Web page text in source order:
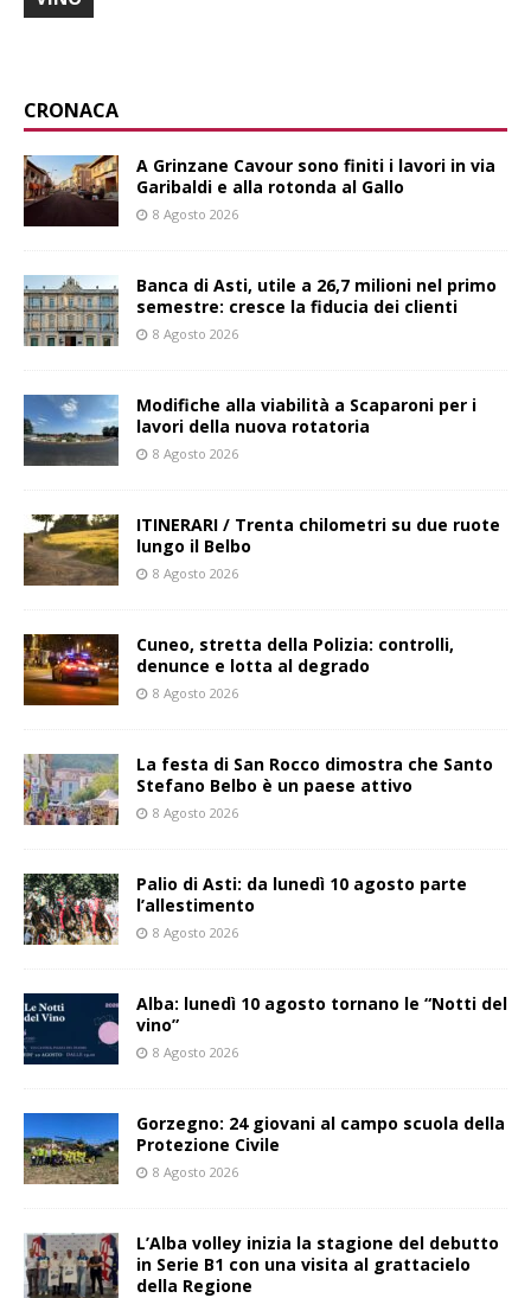
CRONACA
A Grinzane Cavour sono finiti i lavori in via
Garibaldi e alla rotonda al Gallo
8 Agosto 2026
Banca di Asti, utile a 26,7 milioni nel primo
semestre: cresce la fiducia dei clienti
8 Agosto 2026
Modifiche alla viabilità a Scaparoni per i
lavori della nuova rotatoria
8 Agosto 2026
ITINERARI / Trenta chilometri su due ruote
lungo il Belbo
8 Agosto 2026
Cuneo, stretta della Polizia: controlli,
denunce e lotta al degrado
8 Agosto 2026
La festa di San Rocco dimostra che Santo
Stefano Belbo è un paese attivo
8 Agosto 2026
Palio di Asti: da lunedì 10 agosto parte
l’allestimento
8 Agosto 2026
Alba: lunedì 10 agosto tornano le “Notti del
vino”
8 Agosto 2026
Gorzegno: 24 giovani al campo scuola della
Protezione Civile
8 Agosto 2026
L’Alba volley inizia la stagione del debutto
in Serie B1 con una visita al grattacielo
della Regione